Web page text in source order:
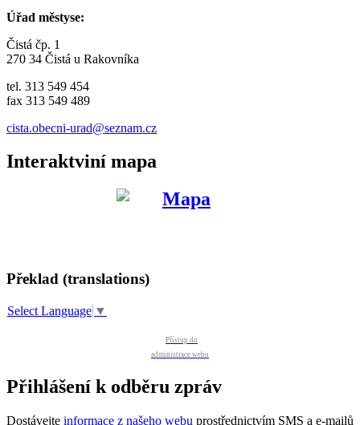
Úřad městyse:
Čistá čp. 1
270 34 Čistá u Rakovníka
tel. 313 549 454
fax 313 549 489
cista.obecni-urad@seznam.cz
Interaktviní mapa
Překlad (translations)
Select Language ▼
Přístup do
administrace webu
Přihlášení k odběru zpráv
Dostávejte informace z našeho webu prostřednictvím SMS a e-mailů